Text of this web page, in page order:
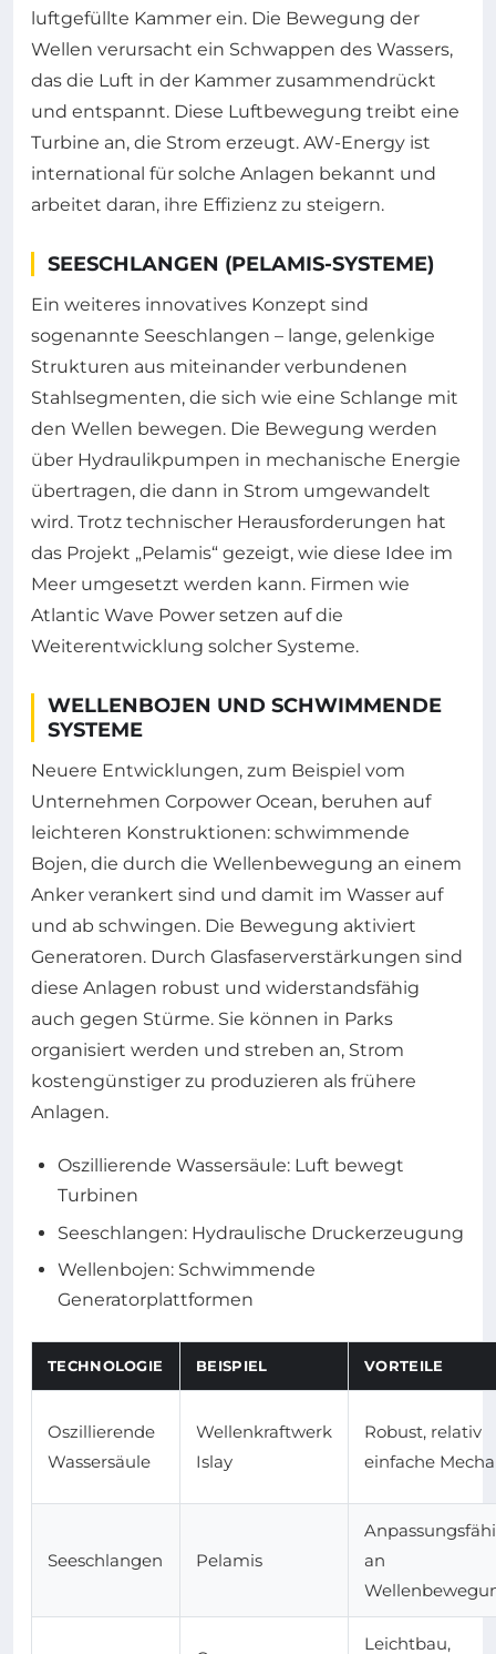
luftgefüllte Kammer ein. Die Bewegung der
Wellen verursacht ein Schwappen des Wassers,
das die Luft in der Kammer zusammendrückt
und entspannt. Diese Luftbewegung treibt eine
Turbine an, die Strom erzeugt. AW-Energy ist
international für solche Anlagen bekannt und
arbeitet daran, ihre Effizienz zu steigern.
SEESCHLANGEN (PELAMIS-SYSTEME)
Ein weiteres innovatives Konzept sind
sogenannte Seeschlangen – lange, gelenkige
Strukturen aus miteinander verbundenen
Stahlsegmenten, die sich wie eine Schlange mit
den Wellen bewegen. Die Bewegung werden
über Hydraulikpumpen in mechanische Energie
übertragen, die dann in Strom umgewandelt
wird. Trotz technischer Herausforderungen hat
das Projekt „Pelamis“ gezeigt, wie diese Idee im
Meer umgesetzt werden kann. Firmen wie
Atlantic Wave Power setzen auf die
Weiterentwicklung solcher Systeme.
WELLENBOJEN UND SCHWIMMENDE
SYSTEME
Neuere Entwicklungen, zum Beispiel vom
Unternehmen Corpower Ocean, beruhen auf
leichteren Konstruktionen: schwimmende
Bojen, die durch die Wellenbewegung an einem
Anker verankert sind und damit im Wasser auf
und ab schwingen. Die Bewegung aktiviert
Generatoren. Durch Glasfaserverstärkungen sind
diese Anlagen robust und widerstandsfähig
auch gegen Stürme. Sie können in Parks
organisiert werden und streben an, Strom
kostengünstiger zu produzieren als frühere
Anlagen.
Oszillierende Wassersäule: Luft bewegt
Turbinen
Seeschlangen: Hydraulische Druckerzeugung
Wellenbojen: Schwimmende
Generatorplattformen
TECHNOLOGIE BEISPIEL VORTEILE
Oszillierende
Wassersäule
Wellenkraftwerk
Islay
Robust, relativ
einfache
Seeschlangen Pelamis
an
Leichtbau,